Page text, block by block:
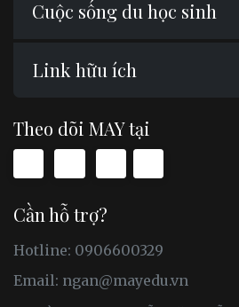
Cuộc sống du học sinh
Link hữu ích
Theo dõi MAY tại
Cần hỗ trợ?
Hotline: 0906600329
Email: ngan@mayedu.vn